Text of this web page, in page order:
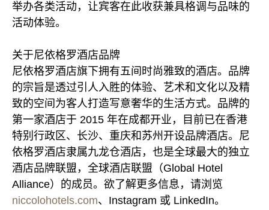
举办各类活动，让宾客在此收获兼具格调与品味的
活动体验。
关于尼依格罗酒店品牌
尼依格罗酒店旗下拥有五间时尚雅致的酒店。品牌
的宗旨是透过引人入胜的体验、艺术和文化以及精
致的空间为客人打造写意奢华的生活方式。品牌的
第一家酒店于 2015 年在成都开业，目前已在香港
特别行政区、长沙、重庆和苏州开设品牌酒店。尼
依格罗酒店隶属九龙仓酒店，也是全球最大的独立
酒店品牌联盟，全球酒店联盟（Global Hotel
Alliance）的成员。欲了解更多信息，请浏览
niccolohotels.com、Instagram 或 LinkedIn。